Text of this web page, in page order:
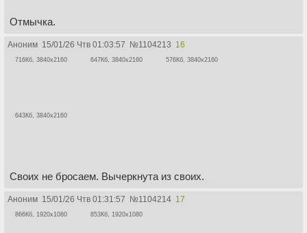
Отмычка.
Аноним 15/01/26 Чтв 01:03:57 №1104213 16
716Кб, 3840x2160 647Кб, 3840x2160 576Кб, 3840x2160
643Кб, 3840x2160
Своих не бросаем. Вычеркнута из своих.
Аноним 15/01/26 Чтв 01:31:57 №1104214 17
866Кб, 1920x1080 853Кб, 1920x1080